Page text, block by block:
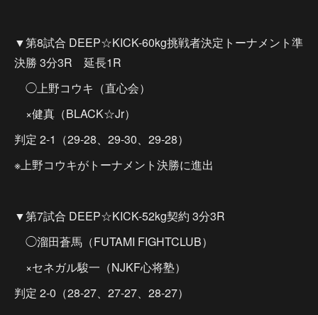
▼第8試合 DEEP☆KICK-60kg挑戦者決定トーナメント準
決勝 3分3R 延長1R
◯上野コウキ（直心会）
×健真（BLACK☆Jr）
判定 2-1（29-28、29-30、29-28）
※上野コウキがトーナメント決勝に進出
▼第7試合 DEEP☆KICK-52kg契約 3分3R
◯溜田蒼馬（FUTAMI FIGHTCLUB）
×セネガル駿一（NJKF心将塾）
判定 2-0（28-27、27-27、28-27）